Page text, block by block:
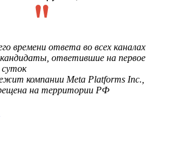
времени ответа во всех каналах
ответившие на первое
суток
компании Meta Platforms Inc.,
на территории РФ